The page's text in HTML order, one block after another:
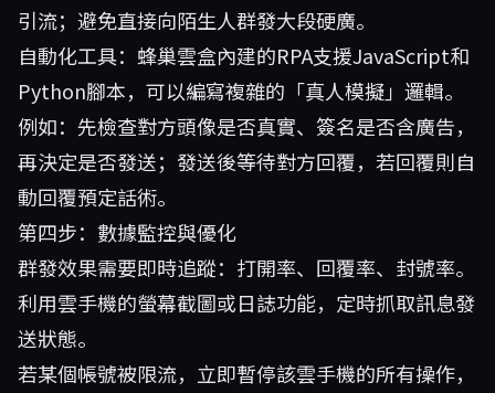
引流；避免直接向陌生人群發大段硬廣。
自動化工具：蜂巢雲盒內建的RPA支援JavaScript和
Python腳本，可以編寫複雜的「真人模擬」邏輯。
例如：先檢查對方頭像是否真實、簽名是否含廣告，
再決定是否發送；發送後等待對方回覆，若回覆則自
動回覆預定話術。
第四步：數據監控與優化
群發效果需要即時追蹤：打開率、回覆率、封號率。
利用雲手機的螢幕截圖或日誌功能，定時抓取訊息發
送狀態。
若某個帳號被限流，立即暫停該雲手機的所有操作，